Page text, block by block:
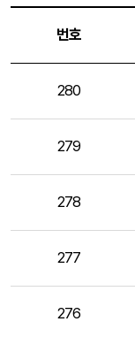
번호
280
279
278
277
276